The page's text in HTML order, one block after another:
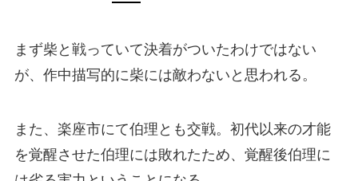
まず柴と戦っていて決着がついたわけではない
が、作中描写的に柴には敵わないと思われる。
また、楽座市にて伯理とも交戦。初代以来の才能
を覚醒させた伯理には敗れたため、覚醒後伯理に